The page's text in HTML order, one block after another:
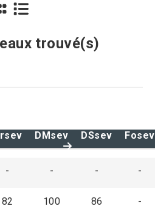
trouvé(s)
DMsev DSsev Fosev
- - - -
82 100 86 -